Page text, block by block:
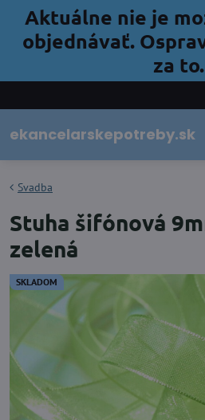
Aktuálne nie je
objednávať.
za to.
ekancelarskepotreby.sk
SKLADOM
Svadba
Stuha šifónová
zelená